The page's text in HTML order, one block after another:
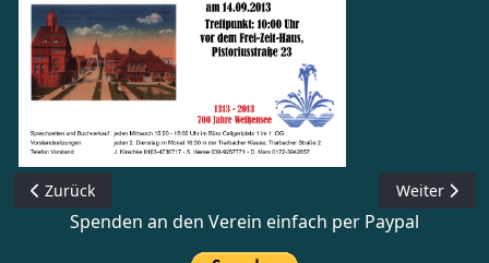
Vorheriger Beitrag: Spaziergang durch die Roelckestraße
Zurück Nächster
Weiter
Spenden an den Verein einfach per Paypal